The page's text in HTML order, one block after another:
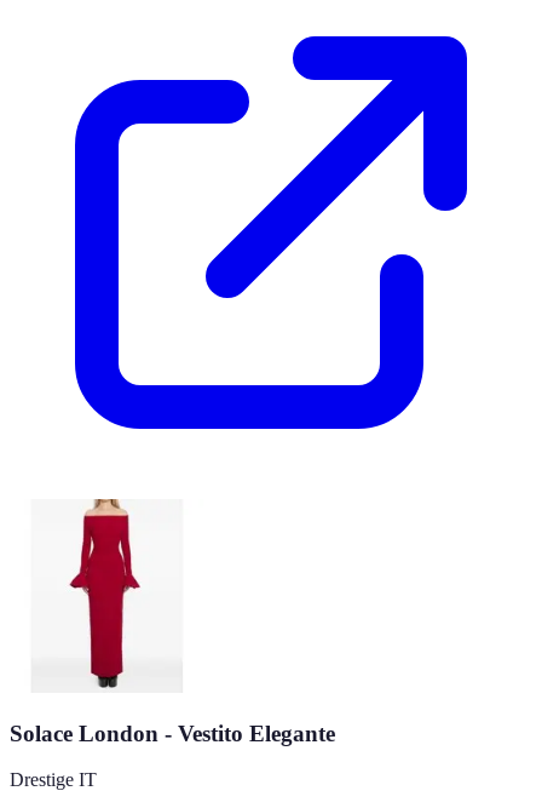
Solace London - Vestito Elegante
Drestige IT